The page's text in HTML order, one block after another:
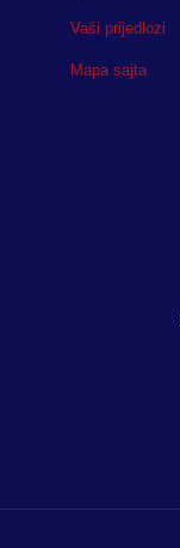
Vaši prijedlozi
Mapa sajta